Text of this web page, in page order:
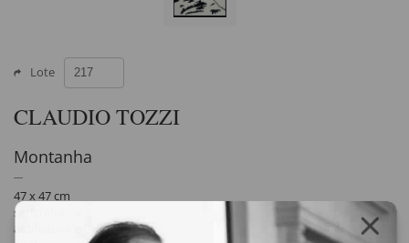
Lote
CLAUDIO TOZZI
Montanha
47 x 47 cm
serigrafia
assinatura inf. dir.